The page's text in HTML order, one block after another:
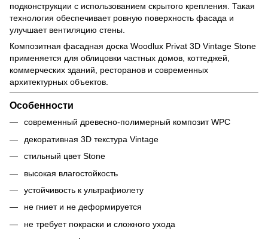
подконструкции с использованием скрытого крепления. Такая
технология обеспечивает ровную поверхность фасада и
улучшает вентиляцию стены.
Композитная фасадная доска Woodlux Privat 3D Vintage Stone
применяется для облицовки частных домов, коттеджей,
коммерческих зданий, ресторанов и современных
архитектурных объектов.
Особенности
современный древесно-полимерный композит WPC
декоративная 3D текстура Vintage
стильный цвет Stone
высокая влагостойкость
устойчивость к ультрафиолету
не гниет и не деформируется
не требует покраски и сложного ухода